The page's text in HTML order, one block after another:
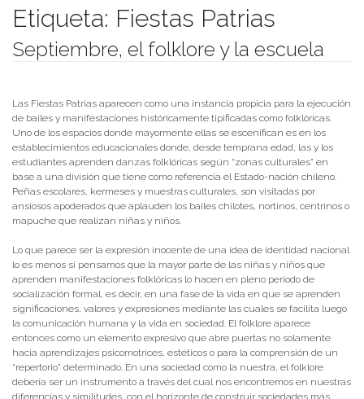
Etiqueta: Fiestas Patrias
Septiembre, el folklore y la escuela
Las Fiestas Patrias aparecen como una instancia propicia para la ejecución
de bailes y manifestaciones históricamente tipificadas como folklóricas.
Uno de los espacios donde mayormente ellas se escenifican es en los
establecimientos educacionales donde, desde temprana edad, las y los
estudiantes aprenden danzas folklóricas según “zonas culturales” en
base a una división que tiene como referencia el Estado-nación chileno.
Peñas escolares, kermeses y muestras culturales, son visitadas por
ansiosos apoderados que aplauden los bailes chilotes, nortinos, centrinos o
mapuche que realizan niñas y niños.
Lo que parece ser la expresión inocente de una idea de identidad nacional
lo es menos si pensamos que la mayor parte de las niñas y niños que
aprenden manifestaciones folklóricas lo hacen en pleno período de
socialización formal, es decir, en una fase de la vida en que se aprenden
significaciones, valores y expresiones mediante las cuales se facilita luego
la comunicación humana y la vida en sociedad. El folklore aparece
entonces como un elemento expresivo que abre puertas no solamente
hacia aprendizajes psicomotrices, estéticos o para la comprensión de un
“repertorio” determinado. En una sociedad como la nuestra, el folklore
debería ser un instrumento a través del cual nos encontremos en nuestras